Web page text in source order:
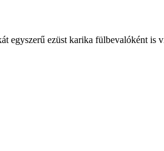
egyszerű ezüst karika fülbevalóként is